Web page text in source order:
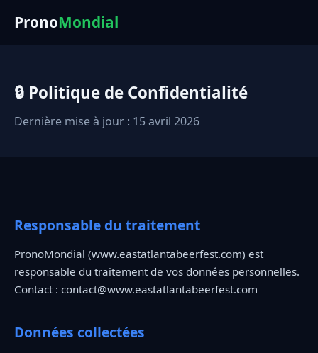
PronoMondial
🔒 Politique de Confidentialité
Dernière mise à jour : 15 avril 2026
Responsable du traitement
PronoMondial (www.eastatlantabeerfest.com) est
responsable du traitement de vos données personnelles.
Contact : contact@www.eastatlantabeerfest.com
Données collectées